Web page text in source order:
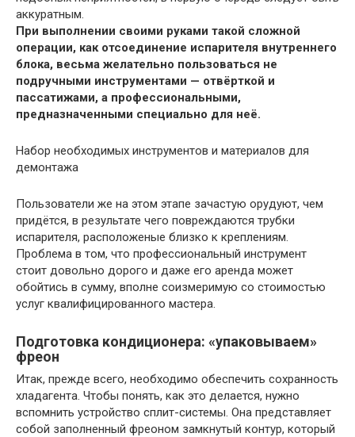
аккуратным.
При выполнении своими руками такой сложной
операции, как отсоединение испарителя внутреннего
блока, весьма желательно пользоваться не
подручными инструментами — отвёрткой и
пассатижами, а профессиональными,
предназначенными специально для неё.
Набор необходимых инструментов и материалов для
демонтажа
Пользователи же на этом этапе зачастую орудуют, чем
придётся, в результате чего повреждаются трубки
испарителя, расположеные близко к креплениям.
Проблема в том, что профессиональный инструмент
стоит довольно дорого и даже его аренда может
обойтись в сумму, вполне соизмеримую со стоимостью
услуг квалифицированного мастера.
Подготовка кондиционера: «упаковываем»
фреон
Итак, прежде всего, необходимо обеспечить сохранность
хладагента. Чтобы понять, как это делается, нужно
вспомнить устройство сплит-системы. Она представляет
собой заполненный фреоном замкнутый контур, который